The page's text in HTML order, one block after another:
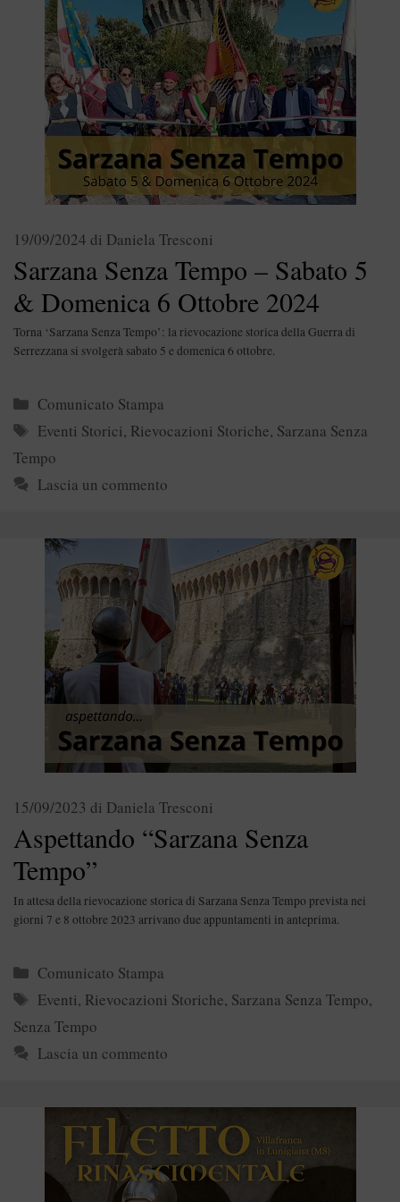
Sarzana Senza Tempo – Sabato 5
& Domenica 6 Ottobre 2024
19/09/2024 di Daniela Tresconi
Torna ‘Sarzana Senza Tempo’: la rievocazione storica della Guerra di
Serrezzana si svolgerà sabato 5 e domenica 6 ottobre.
Categorie
Comunicato Stampa
Tag
Eventi Storici, Rievocazioni Storiche, Sarzana Senza
Tempo
Lascia un commento
Aspettando “Sarzana Senza
Tempo”
15/09/2023 di Daniela Tresconi
In attesa della rievocazione storica di Sarzana Senza Tempo prevista nei
giorni 7 e 8 ottobre 2023 arrivano due appuntamenti in anteprima.
Categorie
Comunicato Stampa
Tag
Eventi, Rievocazioni Storiche, Sarzana Senza Tempo,
Senza Tempo
Lascia un commento